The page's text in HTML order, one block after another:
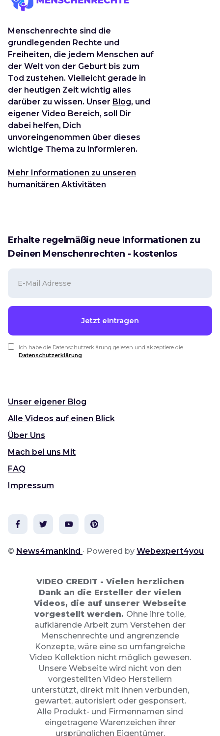
Menschenrechte sind die
grundlegenden Rechte und
Freiheiten, die jedem Menschen auf
der Welt von der Geburt bis zum
Tod zustehen. Vielleicht gerade in
der heutigen Zeit wichtig alles
darüber zu wissen. Unser Blog, und
eigener Video Bereich, soll Dir
dabei helfen, Dich
unvoreingenommen über dieses
wichtige Thema zu informieren.
Mehr Informationen zu unseren
humanitären Aktivitäten
Erhalte regelmäßig neue Informationen zu
Deinen Menschenrechten - kostenlos
Ich habe die Datenschutzerklärung gelesen und akzeptiere die
Datenschutzerklärung
Unser eigener Blog
Alle Videos auf einen Blick
Über Uns
Mach bei uns Mit
FAQ
Impressum
© News4mankind · Powered by Webexpert4you
VIDEO CREDIT - Vielen herzlichen
Dank an die Ersteller der vielen
Videos, die auf unserer Webseite
vorgestellt werden. Ohne ihre tolle,
aufklärende Arbeit zum Verstehen der
Menschenrechte und angrenzende
Konzepte, wäre eine so umfangreiche
Video Kollektion nicht möglich gewesen.
Unsere Webseite wird nicht von den
vorgestellten Video Herstellern
unterstützt, direkt mit ihnen verbunden,
gewartet, autorisiert oder gesponsert.
Alle Produkt- und Firmennamen sind
eingetragene Warenzeichen ihrer
ursprünglichen Eigentümer.